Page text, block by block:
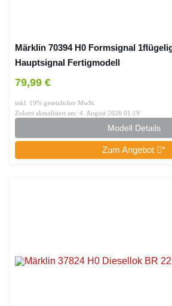
Märklin 70394 H0 Formsignal
Hauptsignal Fertigmodell
79,99 €
inkl. 19% gesetzlicher MwSt.
Zuletzt aktualisiert am: 4. August 2026 01:19
Modell Details
Zum Angebot *